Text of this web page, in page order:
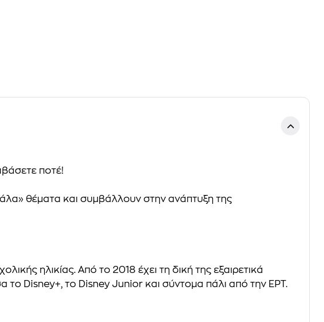
ποτέ!
θέματα και συμβάλλουν στην ανάπτυξη της
ηλικίας. Από το 2018 έχει τη δική της εξαιρετικά
το Disney+, το Disney Junior και σύντομα πάλι από την ΕΡΤ.